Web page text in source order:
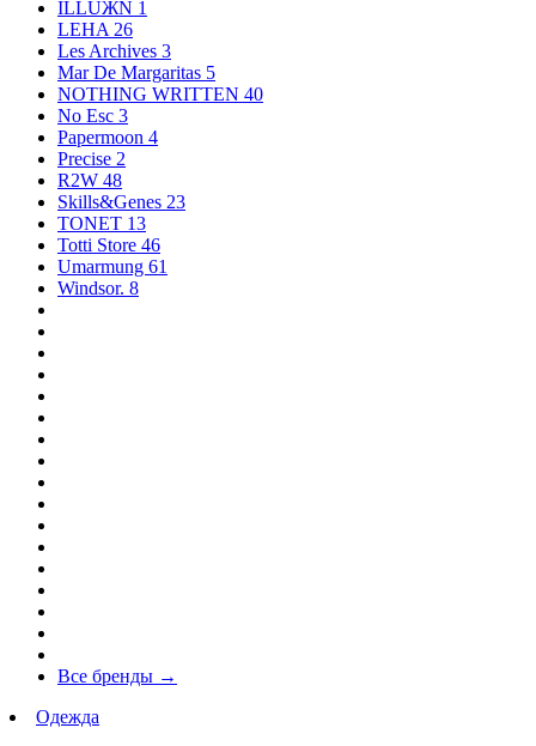
ILLUЖN 1
LEHA 26
Les Archives 3
Mar De Margaritas 5
NOTHING WRITTEN 40
No Esc 3
Papermoon 4
Precise 2
R2W 48
Skills&Genes 23
TONET 13
Totti Store 46
Umarmung 61
Windsor. 8
Все бренды →
Одежда